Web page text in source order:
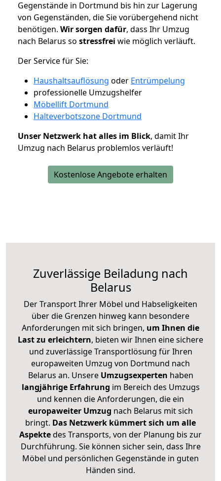
Gegenstände in Dortmund bis hin zur Lagerung
von Gegenständen, die Sie vorübergehend nicht
benötigen. Wir sorgen dafür, dass Ihr Umzug
nach Belarus so stressfrei wie möglich verläuft.
Der Service für Sie:
Haushaltsauflösung oder Entrümpelung
professionelle Umzugshelfer
Möbellift Dortmund
Halteverbotszone Dortmund
Unser Netzwerk hat alles im Blick, damit Ihr
Umzug nach Belarus problemlos verläuft!
Kostenlose Angebote erhalten
Zuverlässige Beiladung nach
Belarus
Der Transport Ihrer Möbel und Habseligkeiten
über die Grenzen hinweg kann besondere
Anforderungen mit sich bringen, um Ihnen die
Last zu erleichtern, bieten wir Ihnen eine sichere
und zuverlässige Transportlösung für Ihren
europaweiten Umzug von Dortmund nach
Belarus an. Unsere Umzugsexperten haben
langjährige Erfahrung im Bereich des Umzugs
und kennen die Anforderungen, die ein
europaweiter Umzug nach Belarus mit sich
bringt. Das Netzwerk kümmert sich um alle
Aspektedes Transports, von der Planung bis zur
Durchführung. Sie können sicher sein, dass Ihre
Möbel und persönlichen Gegenstände in guten
Händen sind.